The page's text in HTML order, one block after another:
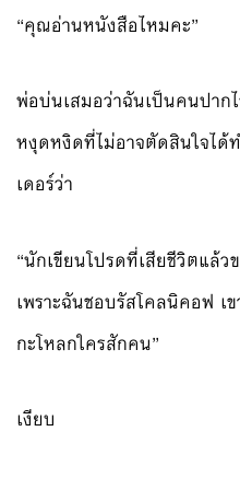
“คุณอ่านหนังสือไหมคะ”
พ่อบ่นเสมอว่าฉันเป็นคนปาก
หงุดหงิดที่ไม่อาจตัดสินใจได้
เดอร์ว่า
“นักเขียนโปรดที่เสียชีวิตแล้
เพราะฉันชอบรัสโคลนิคอฟ เ
กะโหลกใครสักคน”
เงียบ